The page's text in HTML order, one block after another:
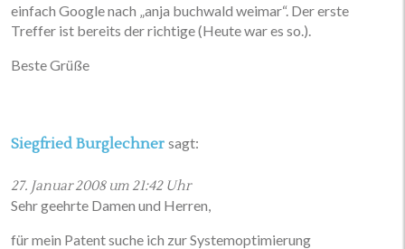
einfach Google nach „anja buchwald weimar“. Der erste
Treffer ist bereits der richtige (Heute war es so.).
Beste Grüße
Siegfried Burglechner sagt:
27. Januar 2008 um 21:42 Uhr
Sehr geehrte Damen und Herren,
für mein Patent suche ich zur Systemoptimierung